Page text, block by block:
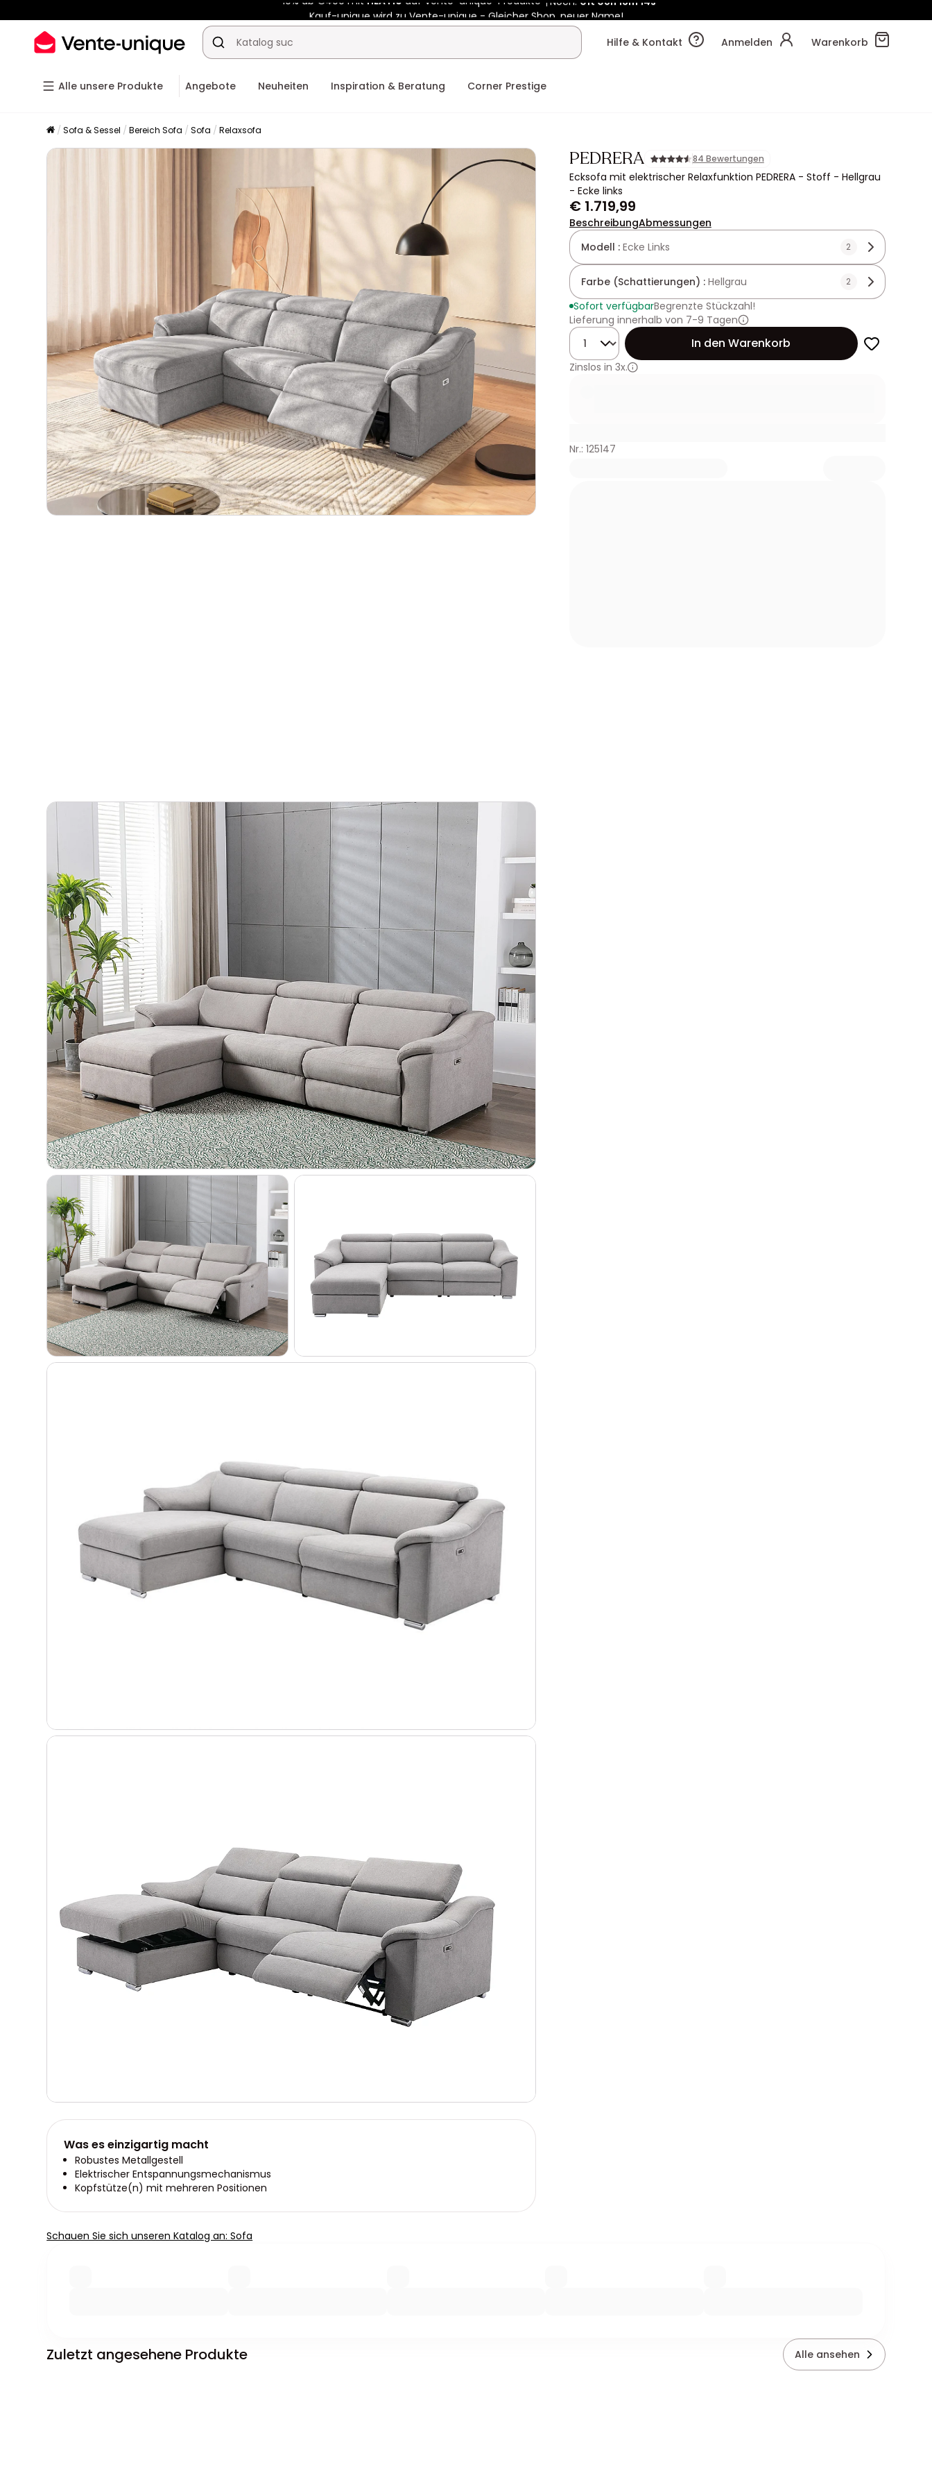
Kauf-unique wird zu Vente-unique - Gleicher Shop, neuer Name!
-10% ab €400 mitHEAT10auf Vente-unique-Produkte Noch:
Hilfe & Kontakt
Anmelden Warenkorb
Alle unsere Produkte Angebote Neuheiten Inspiration & Beratung Corner Prestige
Sofa & Sessel Bereich Sofa Sofa Relaxsofa
PEDRERA 84 Bewertungen
Ecksofa mit elektrischer Relaxfunktion PEDRERA - Stoff - Hellgrau
- Ecke links
€ 1.719,99
BeschreibungAbmessungen
Modell : Ecke Links 2
Farbe (Schattierungen) : Hellgrau 2
Sofort verfügbarBegrenzte Stückzahl!
Lieferung innerhalb von 7-9 Tagen
Menge
In den Warenkorb
Zinslos in 3x.
Nr.: 125147
Was es einzigartig macht
Robustes Metallgestell
Elektrischer Entspannungsmechanismus
Kopfstütze(n) mit mehreren Positionen
Schauen Sie sich unseren Katalog an: Sofa
Zuletzt angesehene Produkte Alle ansehen